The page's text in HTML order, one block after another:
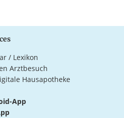
/ Lexikon
Arztbesuch
Hausapotheke
App